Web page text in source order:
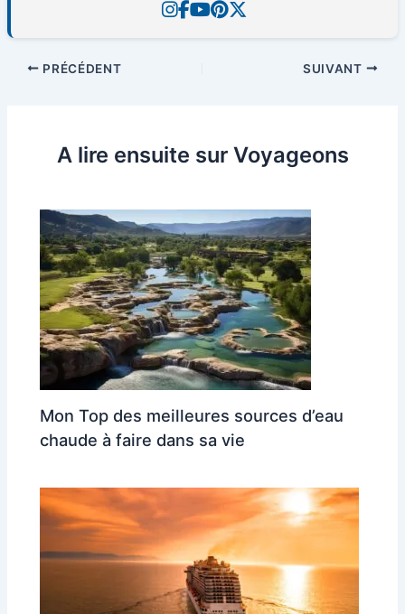
PRÉCÉDENT SUIVANT
A lire ensuite sur Voyageons
Mon Top des meilleures sources d’eau
chaude à faire dans sa vie